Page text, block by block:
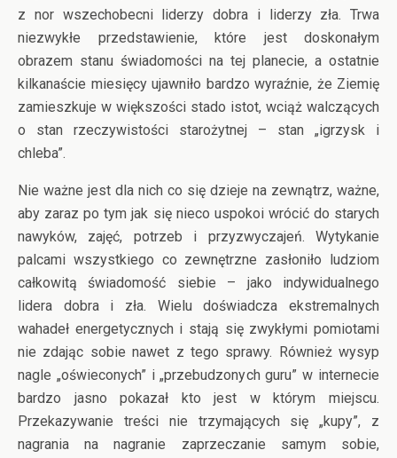
z nor wszechobecni liderzy dobra i liderzy zła. Trwa
niezwykłe przedstawienie, które jest doskonałym
obrazem stanu świadomości na tej planecie, a ostatnie
kilkanaście miesięcy ujawniło bardzo wyraźnie, że Ziemię
zamieszkuje w większości stado istot, wciąż walczących
o stan rzeczywistości starożytnej – stan „igrzysk i
chleba”.
Nie ważne jest dla nich co się dzieje na zewnątrz, ważne,
aby zaraz po tym jak się nieco uspokoi wrócić do starych
nawyków, zajęć, potrzeb i przyzwyczajeń. Wytykanie
palcami wszystkiego co zewnętrzne zasłoniło ludziom
całkowitą świadomość siebie – jako indywidualnego
lidera dobra i zła. Wielu doświadcza ekstremalnych
wahadeł energetycznych i stają się zwykłymi pomiotami
nie zdając sobie nawet z tego sprawy. Również wysyp
nagle „oświeconych” i „przebudzonych guru” w internecie
bardzo jasno pokazał kto jest w którym miejscu.
Przekazywanie treści nie trzymających się „kupy”, z
nagrania na nagranie zaprzeczanie samym sobie,